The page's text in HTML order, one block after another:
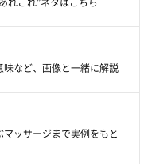
など、画像と一緒に解説
ッサージまで実例をもと